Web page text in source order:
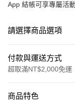
App 結帳可享專屬活
請選擇商品選項
付款與運送方式
超取滿NT$2,000免運
信用卡一次付款
商品特色